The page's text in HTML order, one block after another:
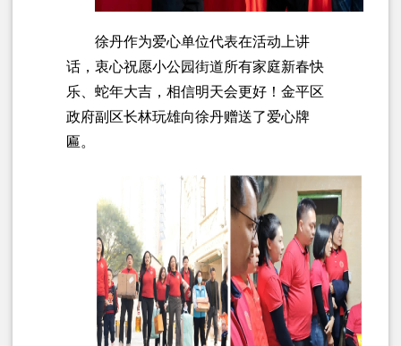
徐丹作为爱心单位代表在活动上讲
话，衷心祝愿小公园街道所有家庭新春快
乐、蛇年大吉，相信明天会更好！金平区
政府副区长林玩雄向徐丹赠送了爱心牌
匾。